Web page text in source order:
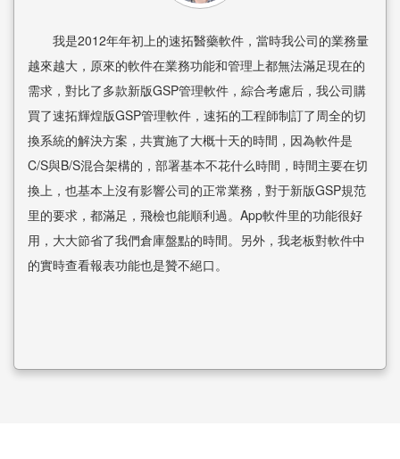
我是2012年年初上的速拓醫藥軟件，當時我公司的業務量
越來越大，原來的軟件在業務功能和管理上都無法滿足現在的
需求，對比了多款新版GSP管理軟件，綜合考慮后，我公司購
買了速拓輝煌版GSP管理軟件，速拓的工程師制訂了周全的切
換系統的解決方案，共實施了大概十天的時間，因為軟件是
C/S與B/S混合架構的，部署基本不花什么時間，時間主要在切
換上，也基本上沒有影響公司的正常業務，對于新版GSP規范
里的要求，都滿足，飛檢也能順利過。App軟件里的功能很好
用，大大節省了我們倉庫盤點的時間。另外，我老板對軟件中
的實時查看報表功能也是贊不絕口。